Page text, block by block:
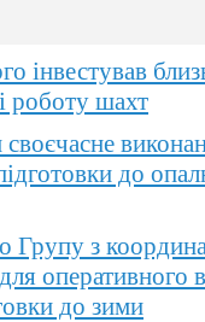
інвестував
роботу шахт
до
Групу з
оперативного
до зими